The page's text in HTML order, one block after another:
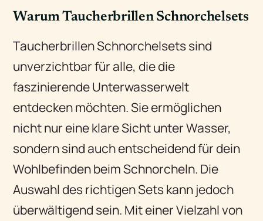
Warum Taucherbrillen Schnorchelsets
Taucherbrillen Schnorchelsets sind
unverzichtbar für alle, die die
faszinierende Unterwasserwelt
entdecken möchten. Sie ermöglichen
nicht nur eine klare Sicht unter Wasser,
sondern sind auch entscheidend für dein
Wohlbefinden beim Schnorcheln. Die
Auswahl des richtigen Sets kann jedoch
überwältigend sein. Mit einer Vielzahl von